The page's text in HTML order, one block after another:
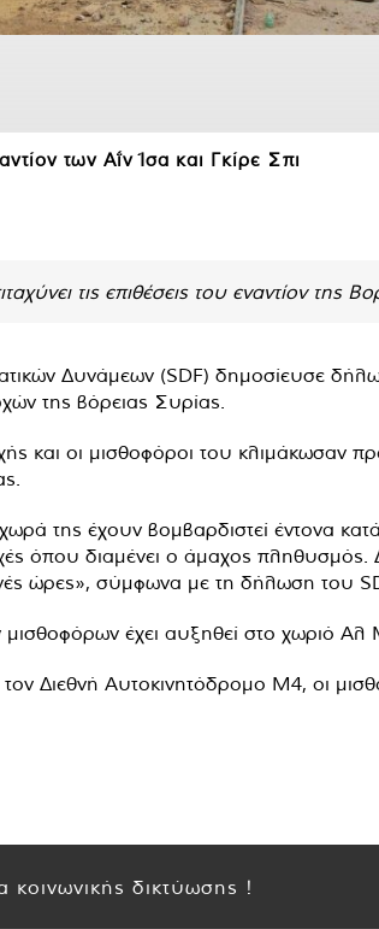
των Αΐν Ίσα και Γκίρε Σπι
τις επιθέσεις του εναντίον της
Δυνάμεων (SDF) δημοσίευσε
της βόρειας Συρίας.
και οι μισθοφόροι του κλιμάκωσαν
της έχουν βομβαρδιστεί έντονα
όπου διαμένει ο άμαχος
ώρες», σύμφωνα με τη δήλωση του
έχει αυξηθεί στο χωριό Αλ
Διεθνή Αυτοκινητόδρομο M4, οι
δικτύωσης !